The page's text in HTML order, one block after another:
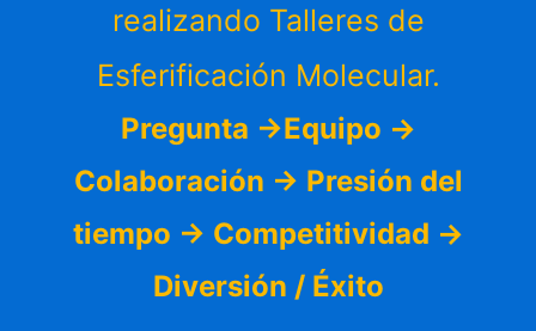
realizando Talleres de
Esferificación Molecular.
Pregunta ->Equipo ->
Colaboración -> Presión del
tiempo -> Competitividad ->
Diversión / Éxito